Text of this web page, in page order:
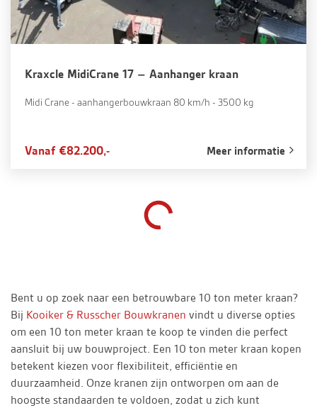
Kraxcle MidiCrane 17 – Aanhanger kraan
Midi Crane - aanhangerbouwkraan 80 km/h - 3500 kg
Vanaf €82.200,- Meer informatie
Bent u op zoek naar een betrouwbare 10 ton meter kraan?
Bij Kooiker & Russcher Bouwkranen vindt u diverse opties
om een 10 ton meter kraan te koop te vinden die perfect
aansluit bij uw bouwproject. Een 10 ton meter kraan kopen
betekent kiezen voor flexibiliteit, efficiëntie en
duurzaamheid. Onze kranen zijn ontworpen om aan de
hoogste standaarden te voldoen, zodat u zich kunt